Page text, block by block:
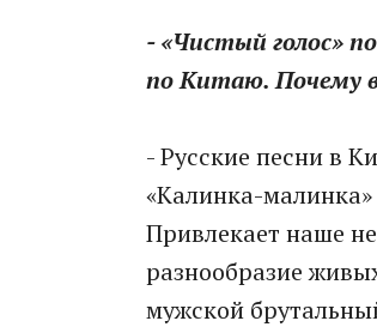
- «Чистый голос»
по Китаю. Почему
- Русские песни в
«Калинка-
Привлекает наше
разнообразие
мужской